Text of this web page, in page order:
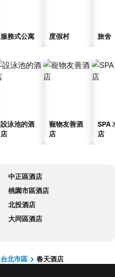
服務式公寓 度假村 旅舍
設泳池的酒
店
寵物友善酒
店
SPA
店
中正區酒店
桃園市區酒店
北投酒店
大同區酒店
台北市區 春天酒店